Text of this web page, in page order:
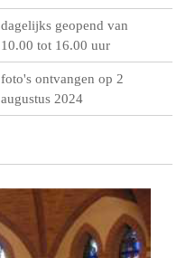
dagelijks geopend van
10.00 tot 16.00 uur
foto's ontvangen op 2
augustus 2024